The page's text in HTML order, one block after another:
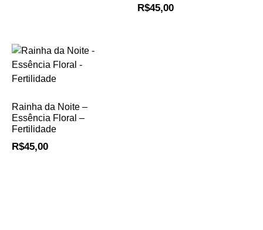
Avaliação
5.00
R$45,00
Rainha da Noite –
Essência Floral –
Fertilidade
R$45,00